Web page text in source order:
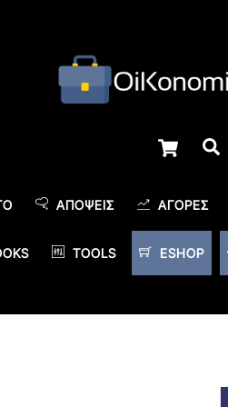
Cart
ΑΠΌΨΕΙΣ ΑΓΟΡΈΣ
TOOLS ESHOP